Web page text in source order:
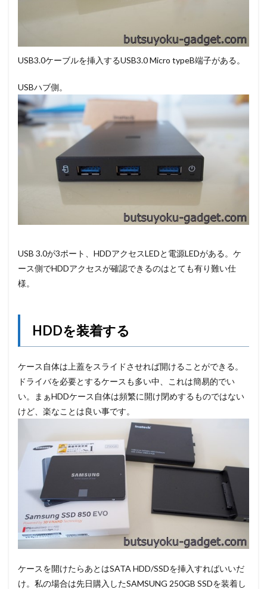
USB3.0ケーブルを挿入するUSB3.0 Micro typeB端子がある。
USBハブ側。
USB 3.0が3ポート、HDDアクセスLEDと電源LEDがある。ケ
ース側でHDDアクセスが確認できるのはとても有り難い仕
様。
HDDを装着する
ケース自体は上蓋をスライドさせれば開けることができる。
ドライバを必要とするケースも多い中、これは簡易的でい
い。まぁHDDケース自体は頻繁に開け閉めするものではない
けど、楽なことは良い事です。
ケースを開けたらあとはSATA HDD/SSDを挿入すればいいだ
け。私の場合は先日購入したSAMSUNG 250GB SSDを装着し